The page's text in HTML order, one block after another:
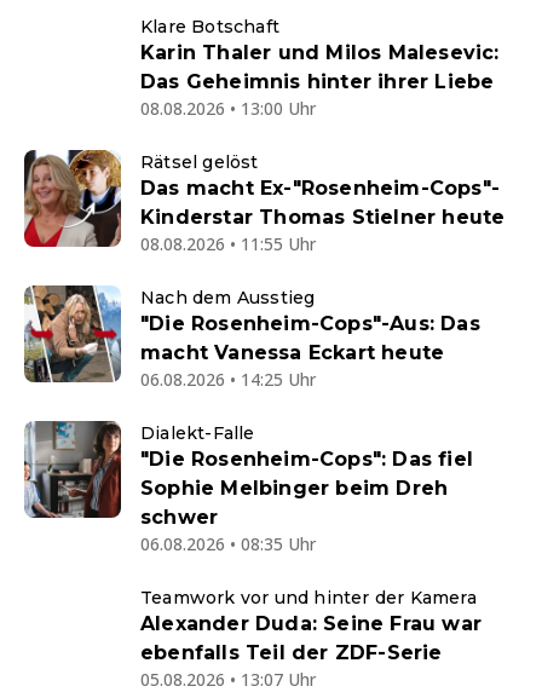
Klare Botschaft
Karin Thaler und Milos Malesevic:
Das Geheimnis hinter ihrer Liebe
08.08.2026 • 13:00 Uhr
Rätsel gelöst
Das macht Ex-"Rosenheim-Cops"-
Kinderstar Thomas Stielner heute
08.08.2026 • 11:55 Uhr
Nach dem Ausstieg
"Die Rosenheim-Cops"-Aus: Das
macht Vanessa Eckart heute
06.08.2026 • 14:25 Uhr
Dialekt-Falle
"Die Rosenheim-Cops": Das fiel
Sophie Melbinger beim Dreh
schwer
06.08.2026 • 08:35 Uhr
Teamwork vor und hinter der Kamera
Alexander Duda: Seine Frau war
ebenfalls Teil der ZDF-Serie
05.08.2026 • 13:07 Uhr